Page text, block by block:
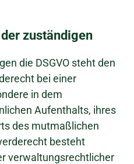
zuständigen
die DSGVO steht den
bei einer
in dem
Aufenthalts, ihres
des mutmaßlichen
besteht
verwaltungsrechtlicher